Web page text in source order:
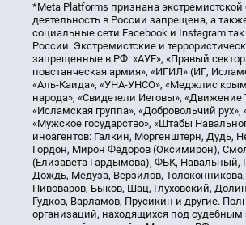
*Meta Platforms признана экстремистской
деятельность в России запрещена, а
социальные сети Facebook и Instagram
России. Экстремистские и
запрещенные в РФ: «АУЕ», «Правый
повстанческая армия», «ИГИЛ» (ИГ,
«Аль-Каида», «УНА-УНСО», «Меджлис
народа», «Свидетели Иеговы», «Движение
«Исламская группа», «Добровольчий
«Мужское государство», «Штабы
иноагентов: Галкин, Моргенштерн, Дудь,
Гордон, Мирон Фёдоров (Оксимирон),
(Елизавета Гардымова), ФБК, Навальный,
Дождь, Медуза, Верзилов,
Пивоваров, Быков, Шац, Глуховский,
Гудков, Варламов, Прусикин и другие.
организаций, находящихся под судебным